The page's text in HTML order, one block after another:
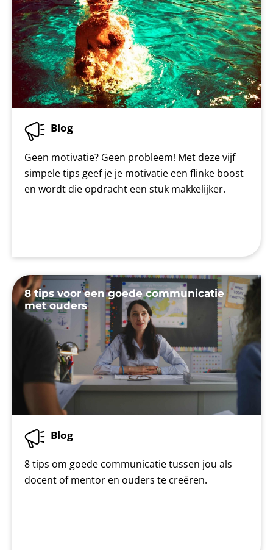
Blog
Geen motivatie? Geen probleem! Met deze vijf
simpele tips geef je je motivatie een flinke boost
en wordt die opdracht een stuk makkelijker.
8 tips voor een goede communicatie
met ouders
Blog
8 tips om goede communicatie tussen jou als
docent of mentor en ouders te creëren.